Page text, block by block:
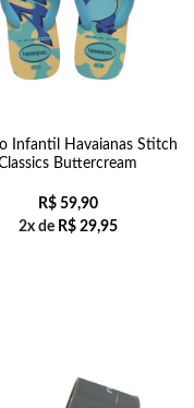
Infantil Havaianas Stitch
Buttercream
R$59,90
2x de R$29,95